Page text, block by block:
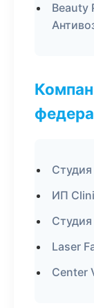
Beauty
ИП
Laser
Center